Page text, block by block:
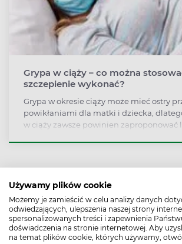
Używamy plików cookie
Możemy je zamieścić w celu analizy danych
odwiedzających, ulepszenia naszej strony
spersonalizowanych treści i zapewnienia
doświadczenia na stronie internetowej. Aby
na temat plików cookie, których używamy,
Grypa w ciąży – co można
szczepienie wykonać?
Grypa w okresie ciąży może mieć ostry
powikłaniami dla matki i dziecka,
w ciąży zawsze powinien zaproponować